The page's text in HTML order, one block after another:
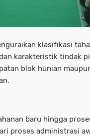
klasifikasi
karakteristik tindak
blok hunian
baru hingga
proses administrasi